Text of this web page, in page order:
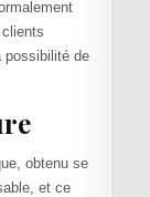
possibilité de
obtenu se
et ce